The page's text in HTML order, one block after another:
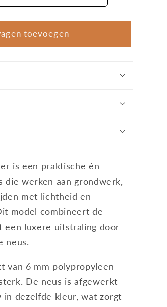
toevoegen
is een praktische én
werken aan grondwerk,
met lichtheid en
model combineert de
een luxere uitstraling door
neus.
van 6 mm polypropyleen
De neus is afgewerkt
dezelfde kleur, wat zorgt